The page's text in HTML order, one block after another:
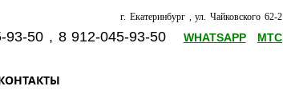
г. Екатеринбург , ул. Чайковского 62-2
93-50 , 8 912-045-93-50 WHATSAPP МТС